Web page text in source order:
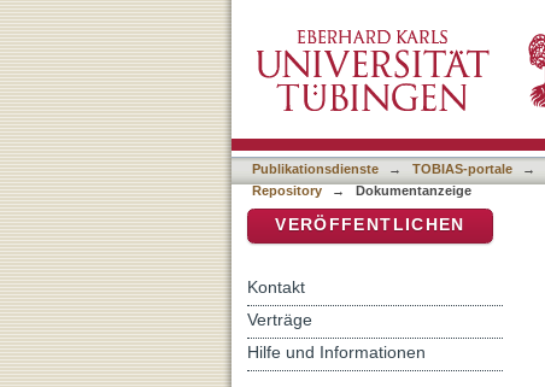
Publikationsdienste → TOBIAS-portale →
Repository
→ Dokumentanzeige
VERÖFFENTLICHEN
Kontakt
Verträge
Hilfe und Informationen